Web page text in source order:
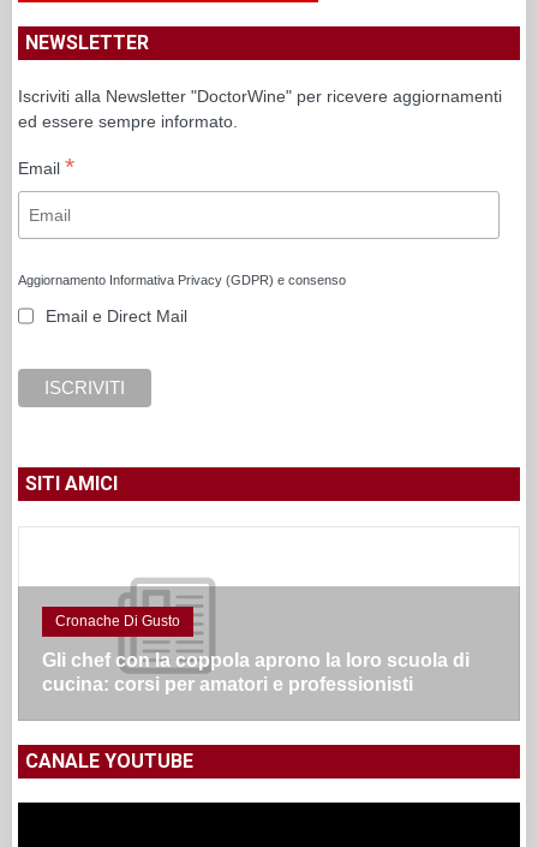
NEWSLETTER
Iscriviti alla Newsletter "DoctorWine" per ricevere aggiornamenti
ed essere sempre informato.
Email *
Aggiornamento Informativa Privacy (GDPR) e consenso
Email e Direct Mail
SITI AMICI
Cronache Di Gusto
Gli chef con la coppola aprono la loro scuola di
cucina: corsi per amatori e professionisti
CANALE YOUTUBE